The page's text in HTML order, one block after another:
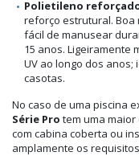
Polietileno
reforço estrutural. Boa
fácil de manusear
15 anos. Ligeiramente
UV ao longo dos
casotas.
No caso de uma piscina
Série Pro tem uma
com cabina coberta ou
amplamente os